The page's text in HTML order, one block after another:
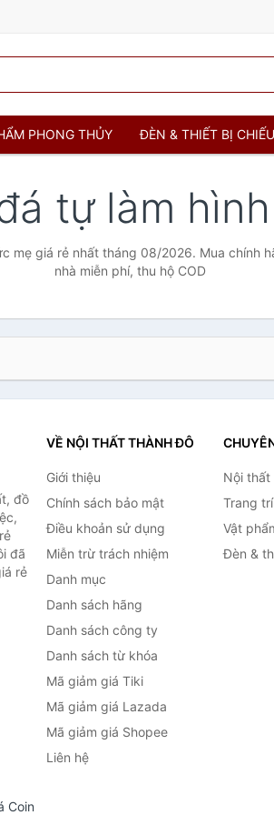
PHONG THỦY ĐÈN & THIẾT BỊ
tự làm
mẹ giá rẻ nhất tháng 08/2026. Mua chính
nhà miễn phí, thu hộ COD
đồ
đã
rẻ
VỀ NỘI THẤT THÀNH ĐÔ
Giới thiệu
Chính sách bảo mật
Điều khoản sử dụng
Miễn trừ trách nhiệm
Danh mục
Danh sách hãng
Danh sách công ty
Danh sách từ khóa
Mã giảm giá Tiki
Mã giảm giá Lazada
Mã giảm giá Shopee
Liên hệ
Nội thất
Trang
Vật
Đèn &
Coin